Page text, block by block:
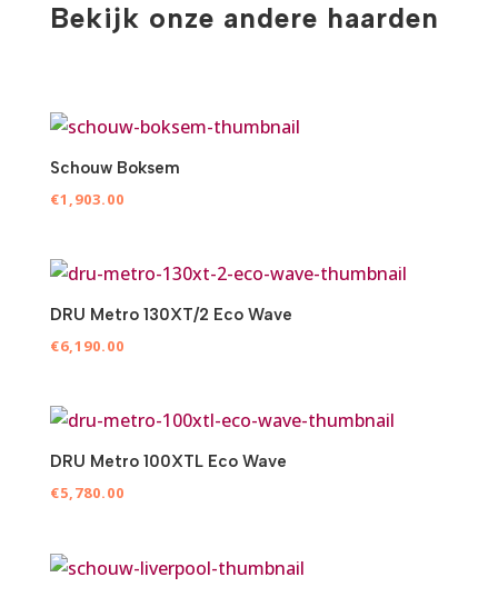
Bekijk onze andere haarden
Schouw Boksem
€1,903.00
DRU Metro 130XT/2 Eco Wave
€6,190.00
DRU Metro 100XTL Eco Wave
€5,780.00